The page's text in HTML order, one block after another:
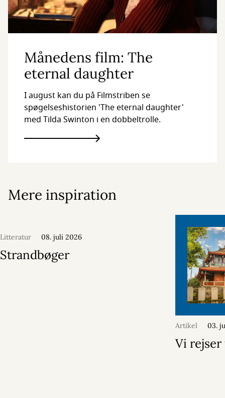
Månedens film: The
eternal daughter
I august kan du på Filmstriben se
spøgelseshistorien 'The eternal daughter'
med Tilda Swinton i en dobbeltrolle.
Mere inspiration
Litteratur 08. juli 2026
Strandbøger
Artikel 03.
Vi